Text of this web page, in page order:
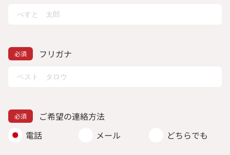
フリガナ
ご希望の連絡方法
電話
メール どちらでも